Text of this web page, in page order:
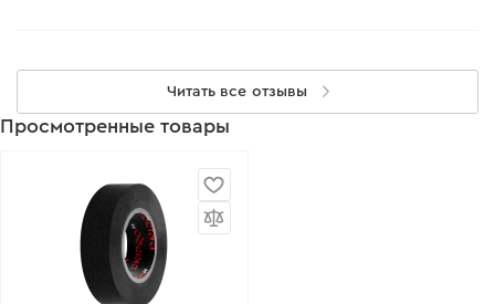
Читать все отзывы
Просмотренные товары